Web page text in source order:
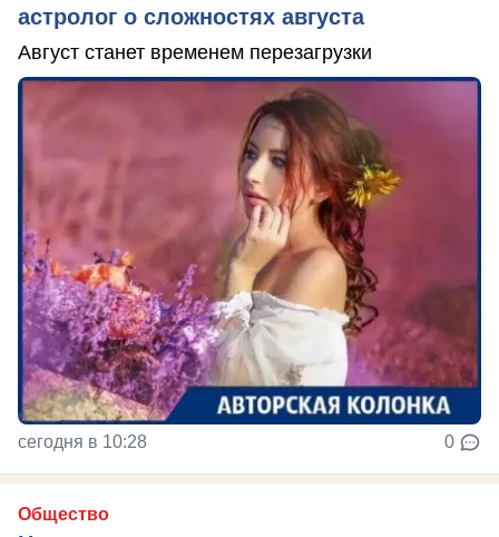
астролог о сложностях августа
Август станет временем перезагрузки
сегодня в 10:28 0
Общество